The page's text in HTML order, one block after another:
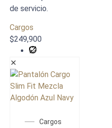
de servicio.
Cargos
$249,900
✕
Cargos